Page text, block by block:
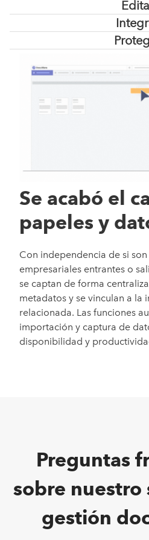
Edita
Se acabó el
papeles y
Con independencia de si
empresariales entrantes o
se captan de forma
metadatos y se vinculan a la
relacionada. Las funciones
importación y captura de
disponibilidad y
Preguntas
sobre nuestro
gestión